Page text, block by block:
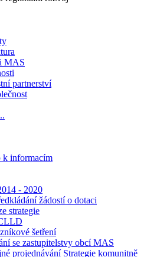
MAS
partnerství
k informacím
- 2020
žádostí o dotaci
strategie
šetření
se zastupitelstvy obcí MAS
projednávání Strategie komunitně